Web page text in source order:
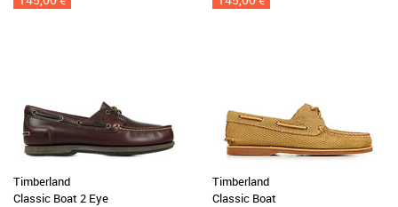
Timberland
Classic Boat 2 Eye
Timberland
Classic Boat